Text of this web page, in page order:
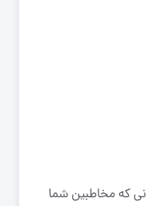
که مخاطبین شما